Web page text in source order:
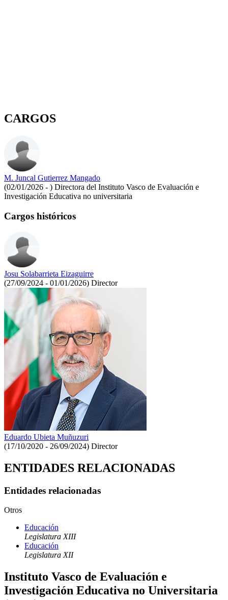
CARGOS
M. Juncal Gutierrez Mangado
(02/01/2026 - ) Directora del Instituto Vasco de Evaluación e
Investigación Educativa no universitaria
Cargos históricos
Josu Solabarrieta Eizaguirre
(27/09/2024 - 01/01/2026) Director
Eduardo Ubieta Muñuzuri
(17/10/2020 - 26/09/2024) Director
ENTIDADES RELACIONADAS
Entidades relacionadas
Otros
Educación
Legislatura XIII
Educación
Legislatura XII
Instituto Vasco de Evaluación e
Investigación Educativa no Universitaria